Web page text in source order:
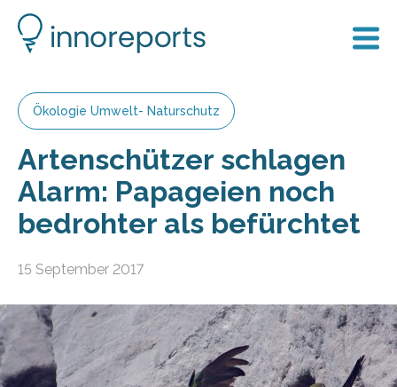
Ökologie Umwelt- Naturschutz
Artenschützer schlagen
Alarm: Papageien noch
bedrohter als befürchtet
15 September 2017